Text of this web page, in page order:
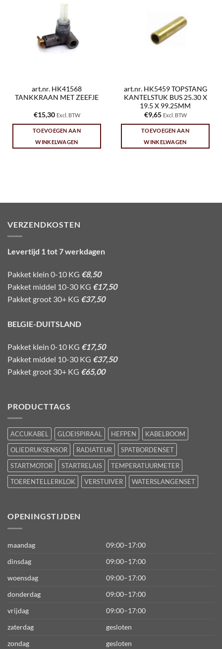
art.nr. HK41568
TANKKRAAN MET ZEEFJE
€15,30 Excl. BTW
TOEVOEGEN AAN
WINKELWAGEN
art.nr. HK5459 TOPSTANG
KANTELSTUK BUS 25.30 X
19.5 X 99.25MM
€9,65 Excl. BTW
TOEVOEGEN AAN
WINKELWAGEN
VERZENDKOSTEN
Levertijd 1 tot 7 werkdagen
Pakket klein 0-10 KG €8,50
Pakket middel 10-30 KG €17,50
Pakket groot 30+ KG €37,50
BELGIE-DUITSLAND
Pakket klein 0-10 KG €17,50
Pakket middel 10-30 KG €37,50
Pakket groot 30+ KG €65,00
PRODUCTTAGS
ACCUKABEL GLOEISPIRAAL HEFPEN
KABELBOOM
OLIEDRUKSENSOR
RADIATEUR
SPATBORDENSET
STARTMOTOR
STARTRELAIS
TEMPERATUURMETER
TOERENTELLERKLOK
VERSTUIVER WATERSLANGENSET
OPENINGSTIJDEN
maandag
09:00–17:00
dinsdag
09:00–17:00
woensdag
09:00–17:00
donderdag
09:00–17:00
vrijdag
09:00–17:00
zaterdag
gesloten
zondag
gesloten